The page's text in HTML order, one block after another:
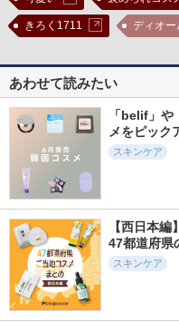
きろく1711 ディオー
あわせて読みたい
「belif」
メをピック
スキンケア
【西日本
47都道府県
スキンケア